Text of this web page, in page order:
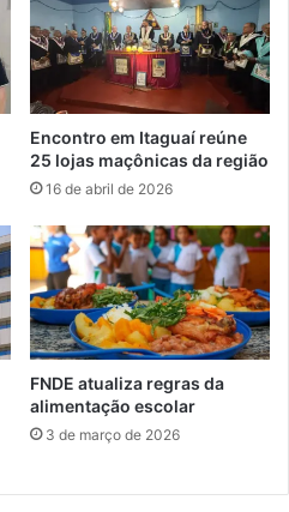
Encontro em Itaguaí reúne
25 lojas maçônicas da região
16 de abril de 2026
FNDE atualiza regras da
alimentação escolar
3 de março de 2026